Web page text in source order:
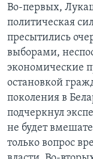
Во-первых,
политическая
пресытились
выборами,
экономические
остановкой
поколения в
подчеркнул
не будет
только вопрос